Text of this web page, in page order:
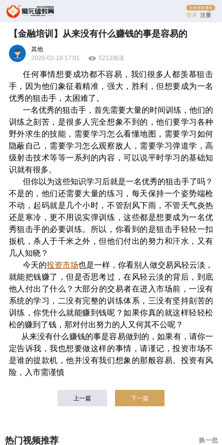
登录 注册
【金融培训】从来没有什么赚钱的事是容易的
其他
2020-02-18 17:01
5213阅读
任何事情想要成功都不容易，我们很多人都羡慕狙击
手，因为他们象征着精准，强大，胜利，但想要成为一名
优秀的狙击手，太困难了。
一名优秀的狙击手，首先需要大量的时间训练，他们的
训练之刻苦，是很多人完全想象不到的，他们要学习各种
野外求生的技能，需要学习怎么看懂地图，需要学习如何
隐蔽自己，需要学习怎么观察敌人，需要学习弹道学，高
级射击技术等等一系列的内容，可以说平时学习的基础知
识就有很多。
但你以为这些知识学习后就是一名优秀的狙击手了吗？
不是的，他们还需要大量的练习，每天保持一个姿势端枪
不动，起码就是几个小时，不管刮风下雨，不管天气炎热
还是寒冷，更不用说实弹训练，这些都是想要成为一名优
秀狙击手的必要训练。所以，你看到的是狙击手轻轻一扣
扳机，杀人于千米之外，但他们付出的努力和汗水，又有
几人知晓？
今天的投资市场也是一样，你看别人做交易风轻云淡，
就能把钱赚了，但是否思考过，在风轻云淡的背后，到底
他人付出了什么？ 大部分的交易者在进入市场前，一没有
系统的学习，二没有完整的训练体系，三没有坚持刻苦的
训练，你凭什么就能赚到钱呢？如果你真的就这样轻轻松
松的赚到了钱，那对付出努力的人又何其不公呢？
从来没有什么赚钱的事是容易做到的，如果有，请你一
定告诉我，我也想要做这样的事情，请谨记，投资市场不
是谁的提款机，他并没有我们想象的那般容易。 投资有风
险，入市需谨慎
上一篇 下一篇
热门视频推荐 换一批